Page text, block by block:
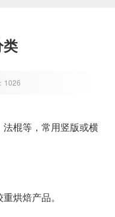
1026
法棍等，常用竖版或横
烘焙产品。